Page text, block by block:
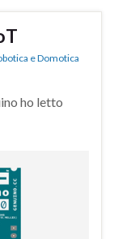
e Domotica
ho letto